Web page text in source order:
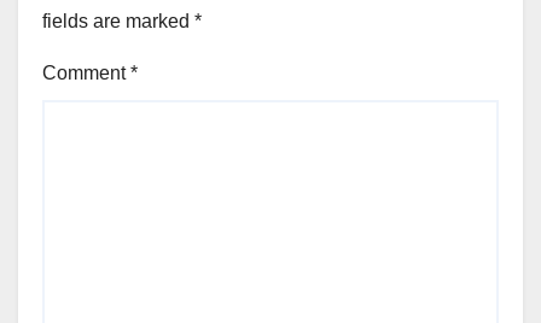
fields are marked *
Comment*